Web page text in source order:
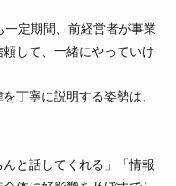
定期間、前経営者が事業
して、一緒にやっていけ
丁寧に説明する姿勢は、
んと話してくれる」「情報